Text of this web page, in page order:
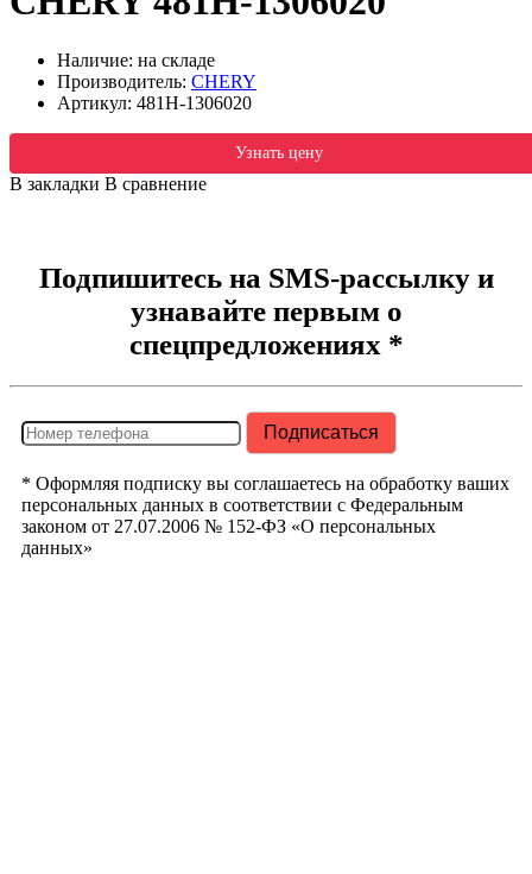
Наличие: на складе
Производитель: CHERY
Артикул: 481H-1306020
Узнать цену
В закладки В сравнение
Подпишитесь на SMS-рассылку и
узнавайте первым о
спецпредложениях *
* Оформляя подписку вы соглашаетесь на обработку ваших
персональных данных в соответствии с Федеральным
законом от 27.07.2006 № 152-ФЗ «О персональных
данных»